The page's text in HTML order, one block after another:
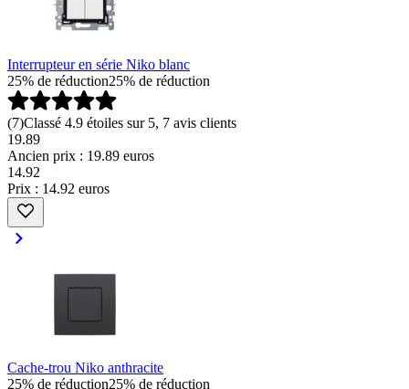
Interrupteur en série Niko blanc
25% de réduction25% de réduction
(7)Classé 4.9 étoiles sur 5, 7 avis clients
19.89
Ancien prix : 19.89 euros
14.92
Prix : 14.92 euros
Cache-trou Niko anthracite
25% de réduction25% de réduction